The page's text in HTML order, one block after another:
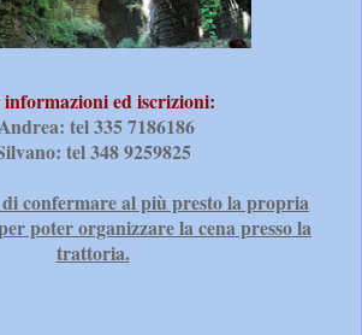
informazioni ed iscrizioni:
tel 335 7186186
tel 348 9259825
confermare al più presto la propria
poter organizzare la cena presso la
trattoria.